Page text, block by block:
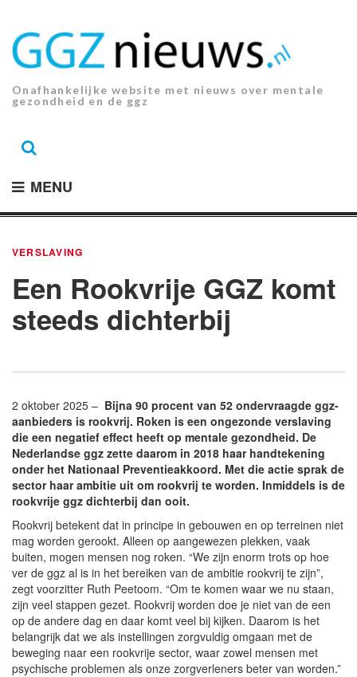
inhoud.
Onafhankelijke website met nieuws over mentale
gezondheid en de ggz
MENU
VERSLAVING
Een Rookvrije GGZ komt
steeds dichterbij
2 oktober 2025 – Bijna 90 procent van 52 ondervraagde ggz-
aanbieders is rookvrij. Roken is een ongezonde verslaving
die een negatief effect heeft op mentale gezondheid. De
Nederlandse ggz zette daarom in 2018 haar handtekening
onder het Nationaal Preventieakkoord. Met die actie sprak de
sector haar ambitie uit om rookvrij te worden. Inmiddels is de
rookvrije ggz dichterbij dan ooit.
Rookvrij betekent dat in principe in gebouwen en op terreinen niet
mag worden gerookt. Alleen op aangewezen plekken, vaak
buiten, mogen mensen nog roken. “We zijn enorm trots op hoe
ver de ggz al is in het bereiken van de ambitie rookvrij te zijn”,
zegt voorzitter Ruth Peetoom. “Om te komen waar we nu staan,
zijn veel stappen gezet. Rookvrij worden doe je niet van de een
op de andere dag en daar komt veel bij kijken. Daarom is het
belangrijk dat we als instellingen zorgvuldig omgaan met de
beweging naar een rookvrije sector, waar zowel mensen met
psychische problemen als onze zorgverleners beter van worden.”